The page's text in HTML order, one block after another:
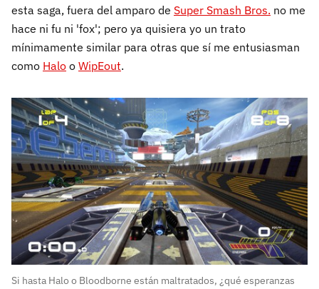
esta saga, fuera del amparo de Super Smash Bros. no me
hace ni fu ni 'fox'; pero ya quisiera yo un trato
mínimamente similar para otras que sí me entusiasman
como Halo o WipEout.
Si hasta Halo o Bloodborne están maltratados, ¿qué esperanzas